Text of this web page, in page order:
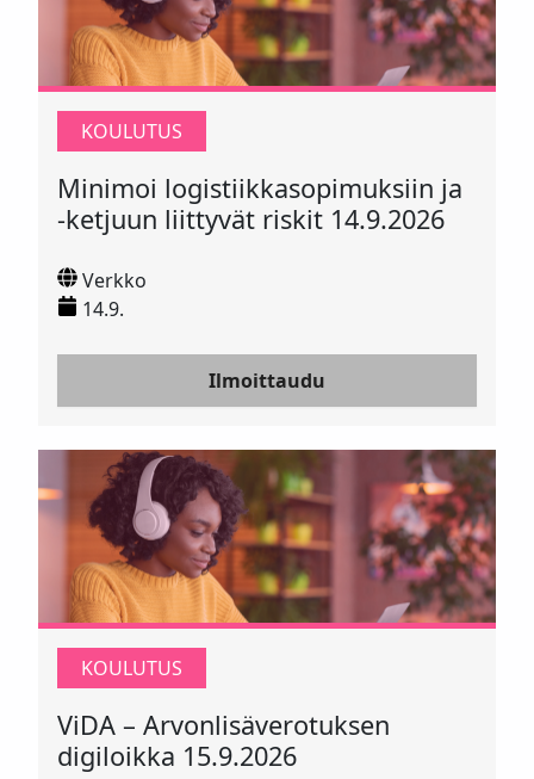
KOULUTUS
Minimoi logistiikkasopimuksiin ja
-ketjuun liittyvät riskit 14.9.2026
Verkko
14.9.
Ilmoittaudu
KOULUTUS
ViDA – Arvonlisäverotuksen
digiloikka 15.9.2026